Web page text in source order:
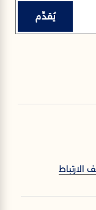
يُقدِّم